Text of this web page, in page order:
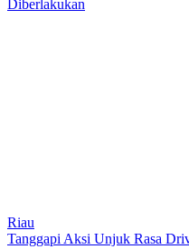
Diberlakukan
Riau
Tanggapi Aksi Unjuk Rasa